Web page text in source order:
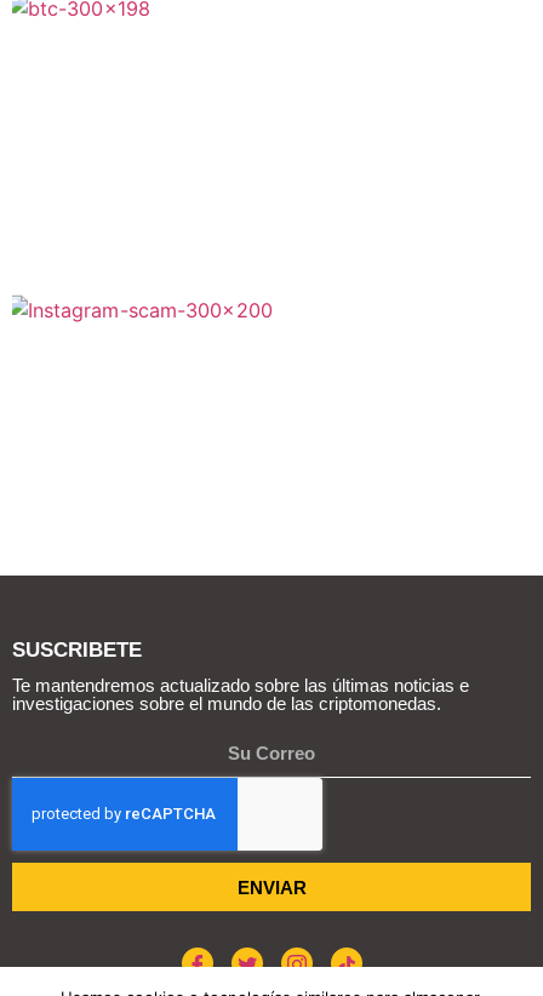
SUSCRIBETE
Te mantendremos actualizado sobre las últimas noticias e
investigaciones sobre el mundo de las criptomonedas.
ENVIAR